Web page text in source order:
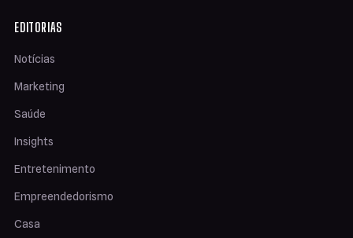
EDITORIAS
Notícias
Marketing
Saúde
Insights
Entretenimento
Empreendedorismo
Casa